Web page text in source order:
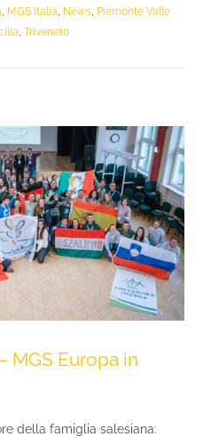
, MGS Italia, News, Piemonte Valle
, Triveneto
MGS Europa in
della famiglia salesiana: